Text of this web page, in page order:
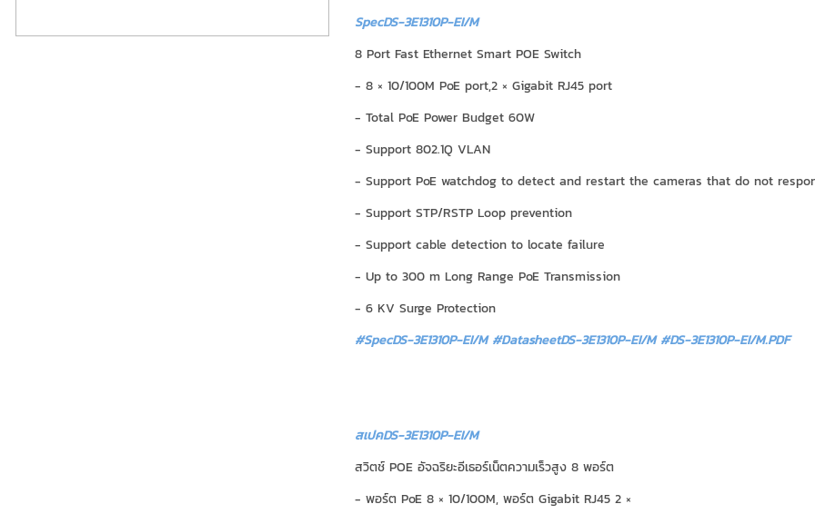
SpecDS-3E1310P-EI/M
8 Port Fast Ethernet Smart POE Switch
- 8 × 10/100M PoE port,2 × Gigabit RJ45 port
- Total PoE Power Budget 60W
- Support 802.1Q VLAN
- Support PoE watchdog to detect and restart the cameras that do not
- Support STP/RSTP Loop prevention
- Support cable detection to locate failure
- Up to 300 m Long Range PoE Transmission
- 6 KV Surge Protection
#SpecDS-3E1310P-EI/M #DatasheetDS-3E1310P-EI/M#DS-3E1310P-EI/M.PDF
สเปคDS-3E1310P-EI/M
สวิตช์ POE อัจฉริยะอีเธอร์เน็ตความเร็วสูง 8 พอร์ต
- พอร์ต PoE 8 × 10/100M, พอร์ต Gigabit RJ45 2 ×